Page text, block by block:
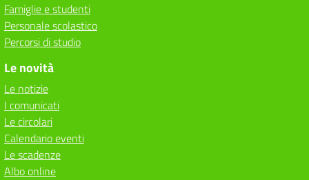
Famiglie e studenti
Personale scolastico
Percorsi di studio
Le novità
Le notizie
I comunicati
Le circolari
Calendario eventi
Le scadenze
Albo online